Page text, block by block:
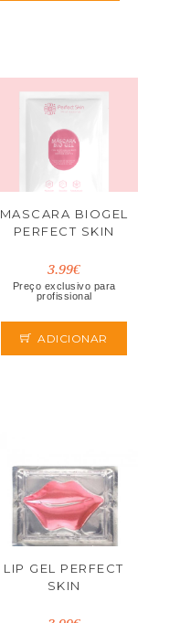
MASCARA BIOGEL
PERFECT SKIN
3.99€
Preço exclusivo para
profissional
ADICIONAR
LIP GEL PERFECT
SKIN